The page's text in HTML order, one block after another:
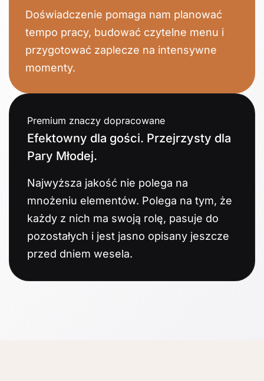
Doświadczenie pomaga nam planować
tempo pracy, budować czytelne menu i
przygotować zaplecze na intensywne
momenty.
Premium znaczy dopracowane
Efektowny dla gości. Przejrzysty dla
Pary Młodej.
Najwyższa jakość nie polega na
mnożeniu elementów. Polega na tym, że
każdy z nich ma swoją rolę, pasuje do
pozostałych i jest jasno opisany jeszcze
przed dniem wesela.